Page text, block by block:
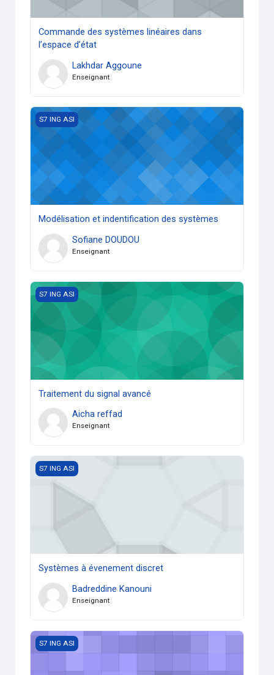
Commande des systèmes linéaires dans
l’espace d’état
Lakhdar Aggoune
Enseignant
Modélisation et indentification des systèmes
S7 ING ASI
Modélisation et indentification des systèmes
Sofiane DOUDOU
Enseignant
Traitement du signal avancé
S7 ING ASI
Traitement du signal avancé
Aicha reffad
Enseignant
Systèmes à évenement discret
S7 ING ASI
Systèmes à évenement discret
Badreddine Kanouni
Enseignant
Réseaux de communication industriels
S7 ING ASI